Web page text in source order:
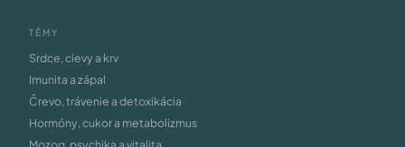
TÉMY
Srdce, cievy a krv
Imunita a zápal
Črevo, trávenie a detoxikácia
Hormóny, cukor a metabolizmus